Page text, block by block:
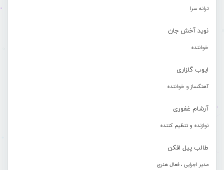
ترانه سرا
نوید آخش جان
خواننده
ایوب گلزاری
آهنگساز و خواننده
آرشام غفوری
نوازنده و تنظیم کننده
طالب پیل افکن
مدیر اجرایی ، فعال هنری